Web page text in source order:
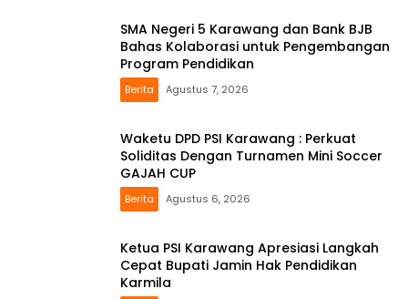
SMA Negeri 5 Karawang dan Bank BJB
Bahas Kolaborasi untuk Pengembangan
Program Pendidikan
Berita Agustus 7, 2026
Waketu DPD PSI Karawang : Perkuat
Soliditas Dengan Turnamen Mini Soccer
GAJAH CUP
Berita Agustus 6, 2026
Ketua PSI Karawang Apresiasi Langkah
Cepat Bupati Jamin Hak Pendidikan
Karmila